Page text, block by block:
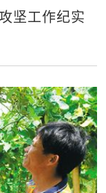
坚工作纪实